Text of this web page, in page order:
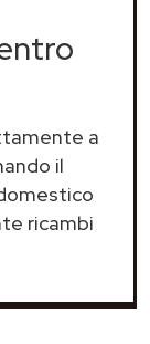
a
il
ricambi